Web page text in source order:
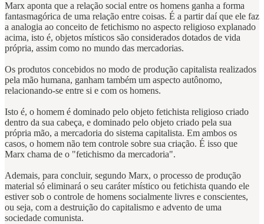
Marx aponta que a relação social entre os homens ganha a forma
fantasmagórica de uma relação entre coisas. É a partir daí que ele faz
a analogia ao conceito de fetichismo no aspecto religioso explanado
acima, isto é, objetos místicos são considerados dotados de vida
própria, assim como no mundo das mercadorias.
Os produtos concebidos no modo de produção capitalista realizados
pela mão humana, ganham também um aspecto autônomo,
relacionando-se entre si e com os homens.
Isto é, o homem é dominado pelo objeto fetichista religioso criado
dentro da sua cabeça, e dominado pelo objeto criado pela sua
própria mão, a mercadoria do sistema capitalista. Em ambos os
casos, o homem não tem controle sobre sua criação. É isso que
Marx chama de o "fetichismo da mercadoria".
Ademais, para concluir, segundo Marx, o processo de produção
material só eliminará o seu caráter místico ou fetichista quando ele
estiver sob o controle de homens socialmente livres e conscientes,
ou seja, com a destruição do capitalismo e advento de uma
sociedade comunista.